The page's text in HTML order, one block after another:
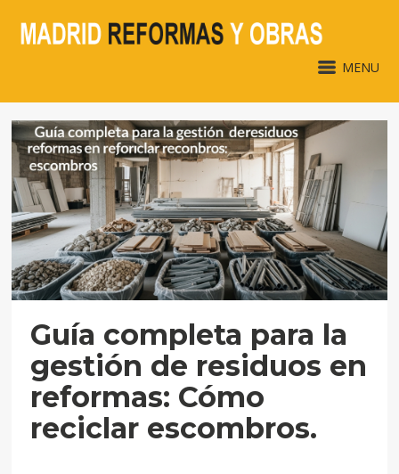
MENU
Guía completa para la
gestión de residuos en
reformas: Cómo
reciclar escombros.